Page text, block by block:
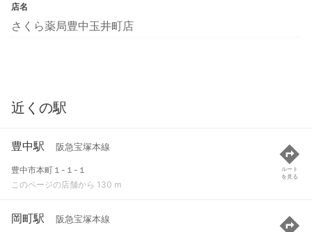
店名
さくら薬局豊中玉井町店
近くの駅
豊中駅 阪急宝塚本線
豊中市本町１-１-１
このページの店舗から 130 m
ルート
を見る
岡町駅 阪急宝塚本線